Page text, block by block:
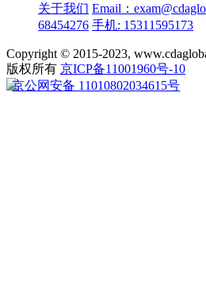
关于我们 Email：
68454276 手机: 15311595173
Copyright © 2015-2023,
版权所有 京ICP备11001960号-10
京公网安备 11010802034615号